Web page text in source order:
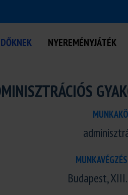
NYEREMÉNYJÁTÉK
Budapest,